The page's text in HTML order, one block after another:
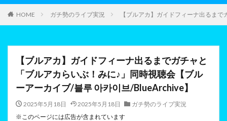
HOME ガチ勢のライブ実況 【ブルアカ】ガイドフィーナ出るま
【ブルアカ】ガイドフィーナ出るまでガチャと
「ブルアカらいぶ！みに♪」同時視聴会【ブル
ーアーカイブ/블루 아카이브/BlueArchive】
2025年5月18日 2025年5月18日
ガチ勢のライブ実況
※このページには広告が含まれています